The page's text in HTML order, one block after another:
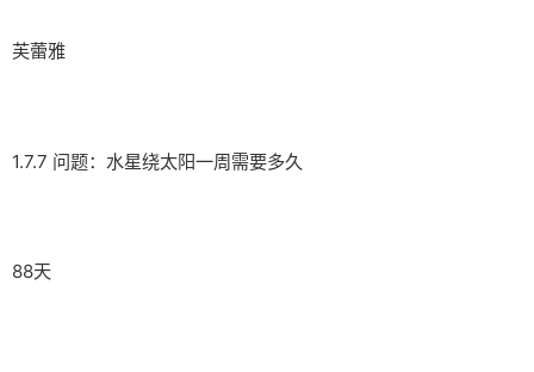
芙蕾雅
1.7.7 问题：水星绕太阳一周需要多久
88天